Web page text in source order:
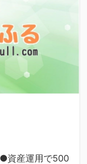
資産運用で500